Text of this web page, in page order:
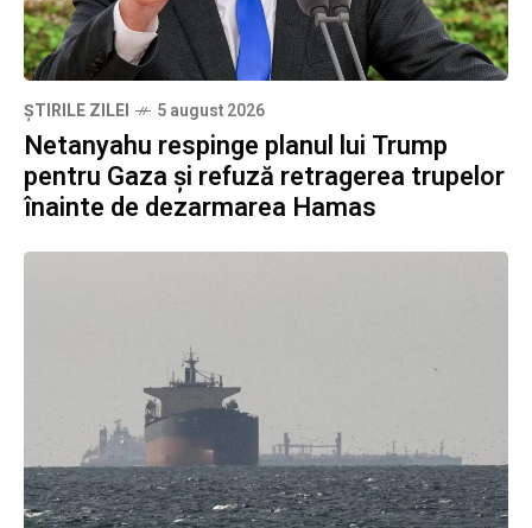
ȘTIRILE ZILEI 5 august 2026
Netanyahu respinge planul lui Trump
pentru Gaza și refuză retragerea trupelor
înainte de dezarmarea Hamas